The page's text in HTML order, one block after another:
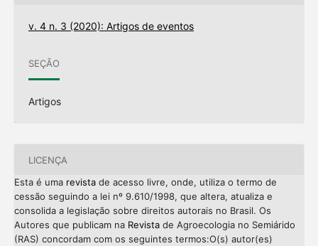
v. 4 n. 3 (2020): Artigos de eventos
SEÇÃO
Artigos
LICENÇA
Esta é uma revistade acesso livre, onde, utiliza o termo de
cessão seguindo a lei nº 9.610/1998, que altera, atualiza e
consolida a legislação sobre direitos autorais no Brasil. Os
Autores que publicam na Revistade Agroecologia no Semiárido
(RAS) concordam com os seguintes termos:O(s) autor(es)